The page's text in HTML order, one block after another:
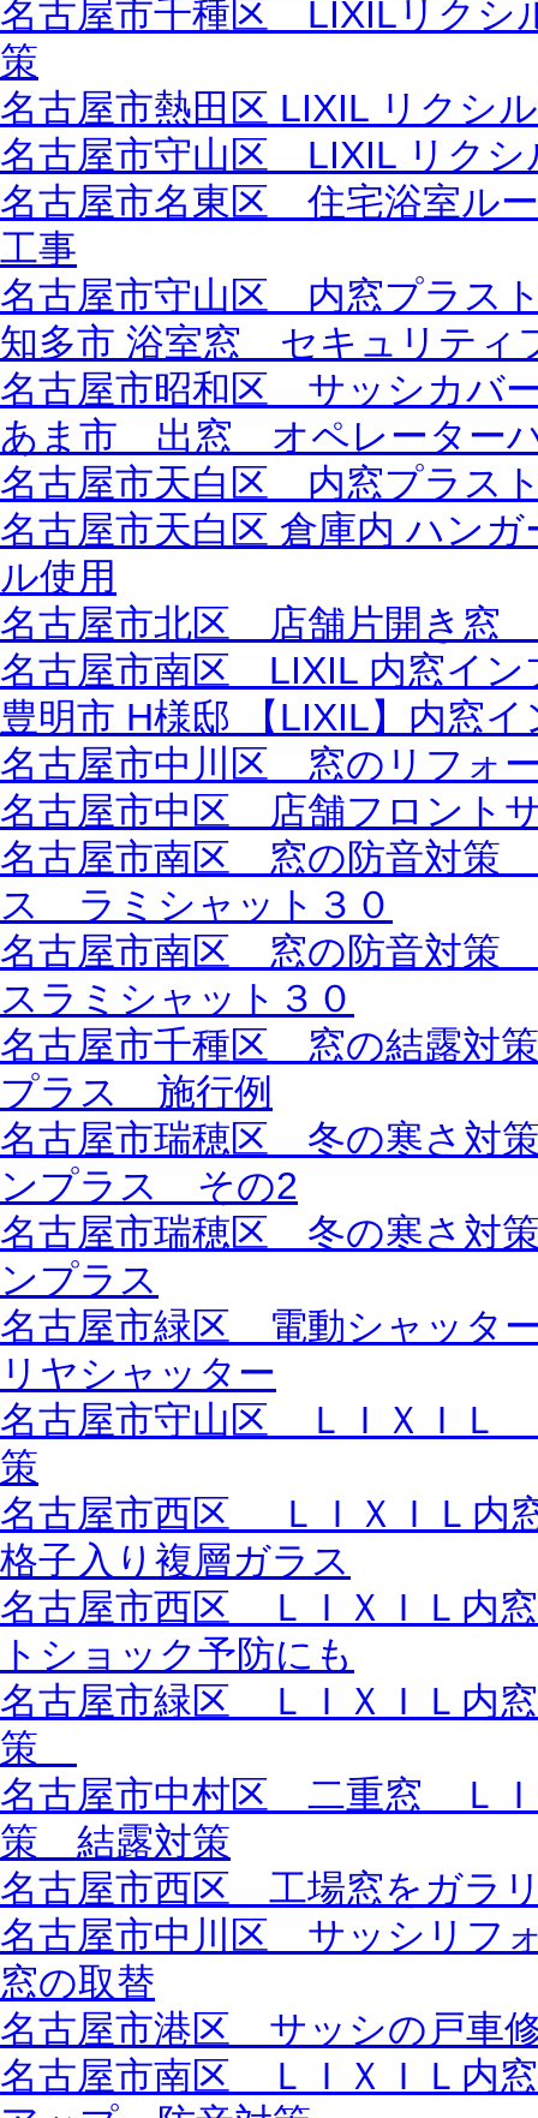
名古屋市千種区 LIXILリク
策
名古屋市熱田区 LIXIL リクシ
名古屋市守山区 LIXIL リクシ
名古屋市名東区 住宅浴室ル
工事
名古屋市守山区 内窓プラ
知多市 浴室窓 セキュリティ
名古屋市昭和区 サッシカバ
あま市 出窓 オペレーター
名古屋市天白区 内窓プラ
名古屋市天白区 倉庫内 ハン
ル使用
名古屋市北区 店舗片開き窓
名古屋市南区 LIXIL 内窓イ
豊明市 H様邸 【LIXIL】内窓
名古屋市中川区 窓のリフ
名古屋市中区 店舗フロント
名古屋市南区 窓の防音対策
ス ラミシャット３０
名古屋市南区 窓の防音対策
スラミシャット３０
名古屋市千種区 窓の結露
プラス 施行例
名古屋市瑞穂区 冬の寒さ対
ンプラス その2
名古屋市瑞穂区 冬の寒さ対
ンプラス
名古屋市緑区 電動シャッタ
リヤシャッター
名古屋市守山区 ＬＩＸＩ
策
名古屋市西区 ＬＩＸＩＬ内
格子入り複層ガラス
名古屋市西区 ＬＩＸＩＬ内
トショック予防にも
名古屋市緑区 ＬＩＸＩＬ内
策
名古屋市中村区 二重窓 Ｌ
策 結露対策
名古屋市西区 工場窓をガラ
名古屋市中川区 サッシリフ
窓の取替
名古屋市港区 サッシの戸車
名古屋市南区 ＬＩＸＩＬ内